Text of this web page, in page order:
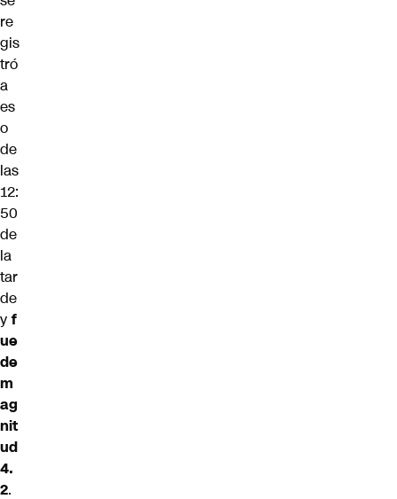
re
gis
tró
a
es
o
de
las
12:
50
de
la
tar
de
y f
ue
de
m
ag
nit
ud
4.
2.